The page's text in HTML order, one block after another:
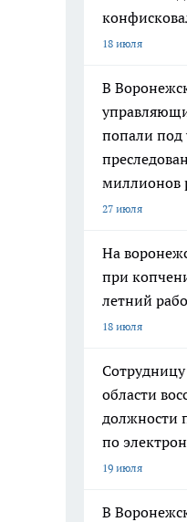
18 июля
В
попали под
миллионов
27 июля
На
при
летний
18 июля
области
должности
по
19 июля
В